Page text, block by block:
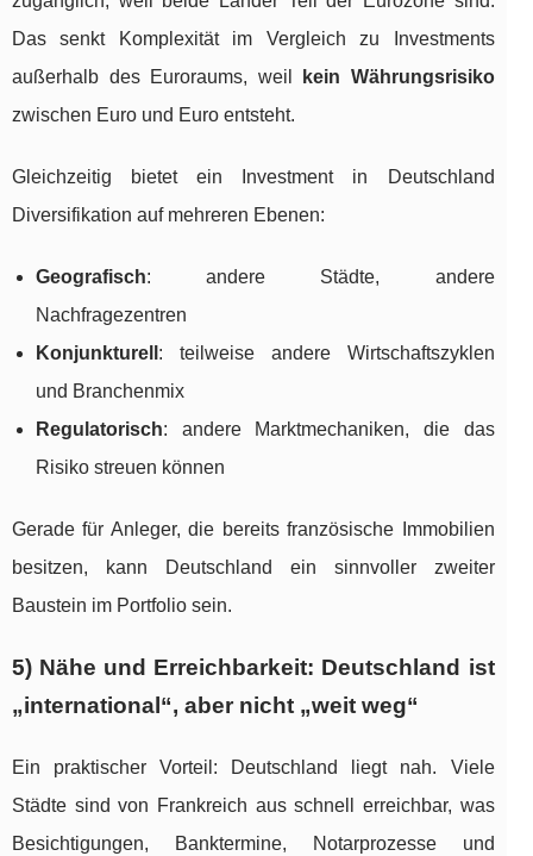
Das senkt Komplexität im Vergleich zu Investments
außerhalb des Euroraums, weil
kein Währungsrisiko
zwischen Euro und Euro entsteht.
Gleichzeitig bietet ein Investment in Deutschland
Diversifikation auf mehreren Ebenen:
Geografisch: andere Städte, andere
Nachfragezentren
Konjunkturell : teilweise andere Wirtschaftszyklen
und Branchenmix
Regulatorisch: andere Marktmechaniken, die das
Risiko streuen können
Gerade für Anleger, die bereits französische Immobilien
besitzen, kann Deutschland ein sinnvoller zweiter
Baustein im Portfolio sein.
5) Nähe und Erreichbarkeit: Deutschland ist
„international“, aber nicht „weit weg“
Ein praktischer Vorteil: Deutschland liegt nah. Viele
Städte sind von Frankreich aus schnell erreichbar, was
Besichtigungen, Banktermine, Notarprozesse und